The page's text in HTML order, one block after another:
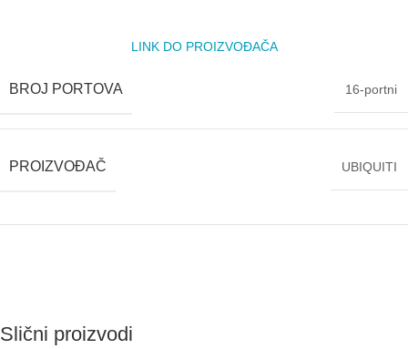
LINK DO PROIZVOĐAČA
BROJ PORTOVA 16-portni
PROIZVOĐAČ UBIQUITI
Slični proizvodi